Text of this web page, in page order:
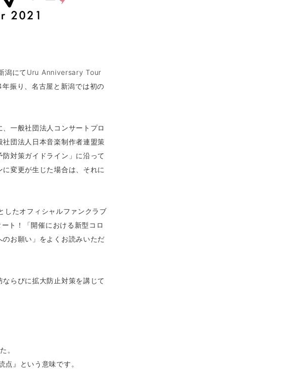
潟にてUru Anniversary Tour
振り、名古屋と新潟では初の
一般社団法人コンサートプロ
団法人日本音楽制作者連盟策
対策ガイドライン」に沿って
変更が生じた場合は、それに
たオフィシャルファンクラブ
ト！
「開催における新型コロ
お願い」をよくお読みいただ
らびに拡大防止対策を講じて
。
』という意味です。